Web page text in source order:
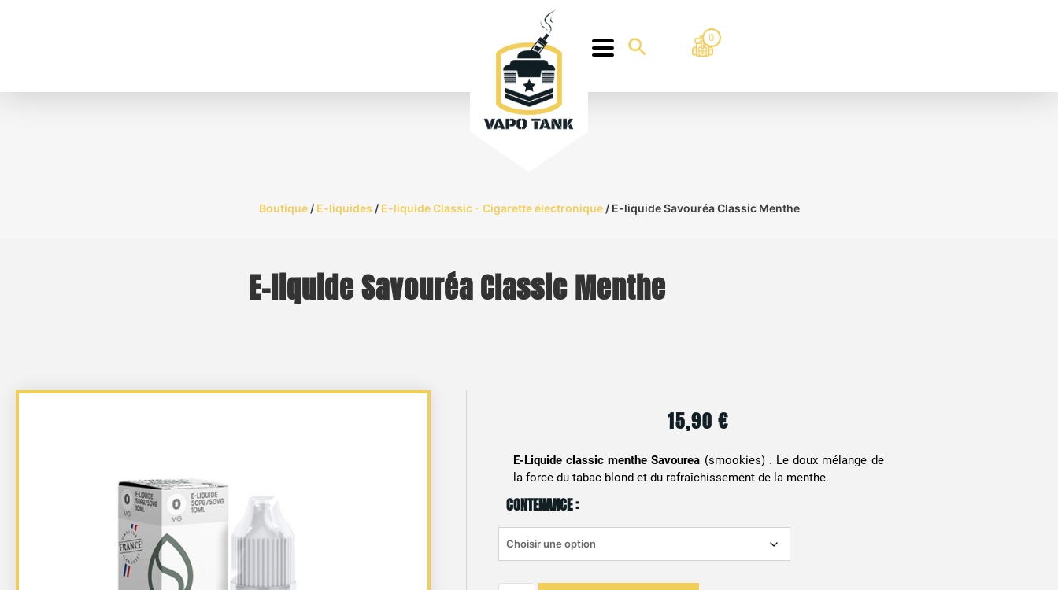
0
Boutique/ E-liquides / E-liquide Classic - Cigarette électronique/ E-liquide Savouréa Classic Menthe
E-liquide Savouréa Classic Menthe
15,90€
E-Liquide classic menthe Savourea (smookies) . Le doux mélange de
la force du tabac blond et du rafraîchissement de la menthe.
CONTENANCE :